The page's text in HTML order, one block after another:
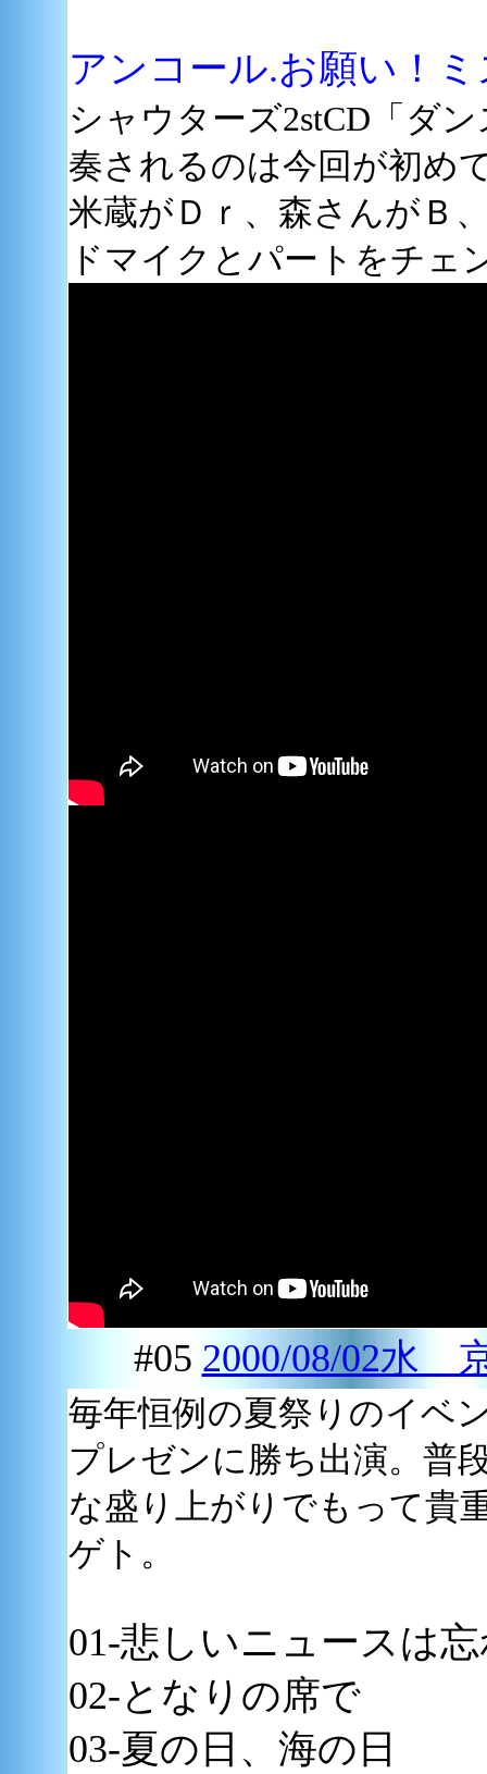
アンコール.お願い！
シャウターズ2stCD「ダ
奏されるのは今回が初め
米蔵がＤｒ、森さんがＢ
ドマイクとパートをチェ
#05 2000/08/02水
毎年恒例の夏祭りのイベ
プレゼンに勝ち出演。普
な盛り上がりでもって貴
ゲト。
01-悲しいニュースは
02-となりの席で
03-夏の日、海の日